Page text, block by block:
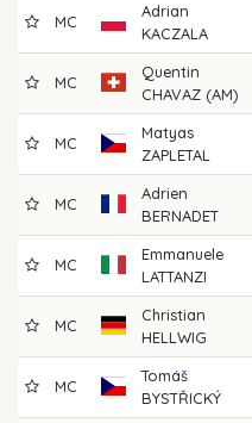
MC
Adrian
KACZALA
MC
Quentin
CHAVAZ (AM)
MC
Matyas
ZAPLETAL
MC
Adrien
BERNADET
MC
Emmanuele
LATTANZI
MC
Christian
HELLWIG
MC
Tomáš
BYSTŘICKÝ